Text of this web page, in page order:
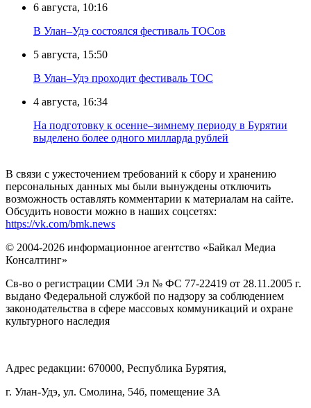
6 августа, 10:16
В Улан–Удэ состоялся фестиваль ТОСов
5 августа, 15:50
В Улан–Удэ проходит фестиваль ТОС
4 августа, 16:34
На подготовку к осенне–зимнему периоду в Бурятии
выделено более одного милларда рублей
В связи с ужесточением требований к сбору и хранению
персональных данных мы были вынуждены отключить
возможность оставлять комментарии к материалам на сайте.
Обсудить новости можно в наших соцсетях:
https://vk.com/bmk.news
© 2004-2026 информационное агентство «Байкал Медиа
Консалтинг»
Св-во о регистрации СМИ Эл № ФС 77-22419 от 28.11.2005 г.
выдано Федеральной службой по надзору за соблюдением
законодательства в сфере массовых коммуникаций и охране
культурного наследия
Адрес редакции: 670000, Республика Бурятия,
г. Улан-Удэ, ул. Смолина, 54б, помещение 3А